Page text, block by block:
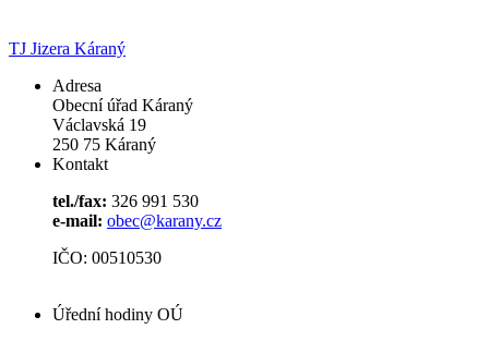
TJ Jizera Káraný
Adresa
Obecní úřad Káraný
Václavská 19
250 75 Káraný
Kontakt
tel./fax: 326 991 530
e-mail: obec@karany.cz
IČO: 00510530
Úřední hodiny OÚ